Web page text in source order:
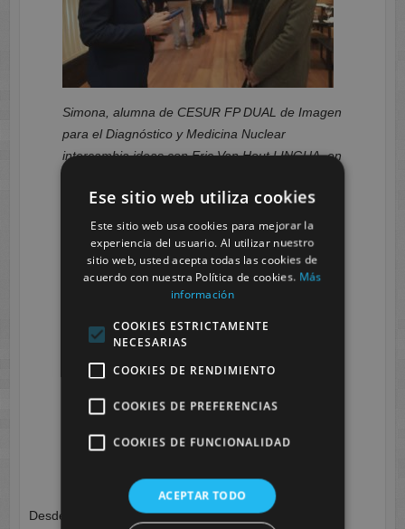
Simona, alumna de CESUR FP DUAL de Imagen
para el Diagnóstico y Medicina Nuclear
intercambia ideas con Eric Van Hout LINGUA, en
AJE, CESUR, GRUPO ZAMBUDIO, LINGUA
Desde CESUR , agradecemos a AJE su iniciativa y
Ese sitio web utiliza cookies
Este sitio web usa cookies para mejorar la
experiencia del usuario. Al utilizar nuestro
sitio web, usted acepta todas las cookies de
acuerdo con nuestra Política de cookies. Más
información
COOKIES ESTRICTAMENTE
NECESARIAS
COOKIES DE RENDIMIENTO
COOKIES DE PREFERENCIAS
COOKIES DE FUNCIONALIDAD
ACEPTAR TODO